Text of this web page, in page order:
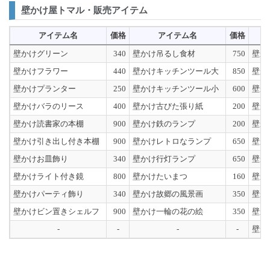
壁かけ屋トマル・販売アイテム
アイテム名 価格 アイテム名
価格
壁かけグリーン
340 壁かけ吊るし食材 750
壁か
壁かけフラワー
440 壁かけキッチンツール大 850
壁か
壁かけプランター
250 壁かけキッチンツール小 600
壁か
壁かけバラのリース
400 壁かけ古びた張り紙 200
壁か
壁かけ読書家の本棚
900 壁かけ鉄のランプ 200
壁か
壁かけ引き出し付き本棚
900 壁かけレトロなランプ 650
壁か
壁かけお皿飾り
340 壁かけ行灯ランプ 650
壁か
壁かけライト付き鏡
800 壁かけたいまつ 160
壁か
壁かけパーティ飾り
340 壁かけ故郷の風景画 350
壁か
壁かけビン置きシェルフ
900 壁かけ一輪の花の絵 350
壁か
-
- - - 壁か